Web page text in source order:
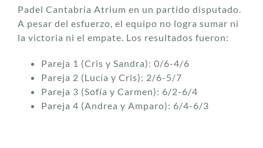
Padel Cantabria Atrium en un partido disputado.
A pesar del esfuerzo, el equipo no logra sumar ni
la victoria ni el empate. Los resultados fueron:
Pareja 1 (Cris y Sandra): 0/6-4/6
Pareja 2 (Lucía y Cris): 2/6-5/7
Pareja 3 (Sofía y Carmen): 6/2-6/4
Pareja 4 (Andrea y Amparo): 6/4-6/3